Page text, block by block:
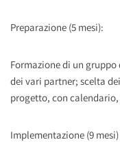
Preparazione (5 mesi):
Formazione di un
dei vari partner; scelta
progetto, con
Implementazione (9 mesi)